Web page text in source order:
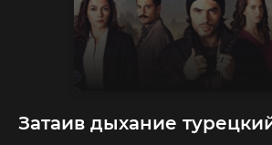
Затаив дыхание